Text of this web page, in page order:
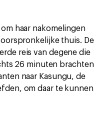
haar nakomelingen
thuis. De
reis van degene die
26 minuten brachten
naar Kasungu, de
om daar te kunnen